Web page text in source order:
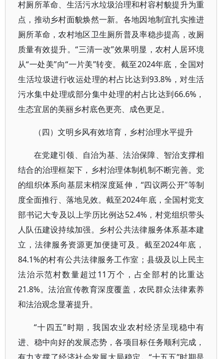
村厕所革命、生活污水垃圾治理和村容村貌提升为重
点，推动乡村面貌焕然一新。各地因地制宜扎实推进
厕所革命，农村地区卫生厕所普及率稳步提高，改厕
质量有效提升。“三清一改”效果明显，农村人居环境
从“一处美”向“一片美”转变。截至2024年底，全国对
生活垃圾进行收运处理的村占比达到93.8%，对生活
污水集中处理或部分集中处理的村占比达到66.6%，
生态宜居的美丽乡村底色更亮、成色更足。
（四）文明乡风有效培育，乡村治理水平提升
在党建引领、自治为基、法治保障、智治支撑相
结合的治理框架下，乡村治理体制机制不断完善。党
的组织体系向基层末梢深度延伸，“四议两公开”等制
度全面推行、落地见效。截至2024年底，全国村党支
部书记大专及以上学历比例达52.4%，村党组织带头
人队伍建设持续加强。乡村公共法律服务体系基本建
立，法律服务资源更加便捷可及。截至2024年底，
84.1%的村有公共法律服务工作室；县级及以上民主
法治示范村数量超过11万个，占全部村的比重达
21.8%。法治宣传教育深度覆盖，农民群众法律素养
和法治观念显著提升。
“十四五”时期，我国农业农村经济呈现稳中有
进、稳中向好的发展态势，各项目标任务顺利完成，